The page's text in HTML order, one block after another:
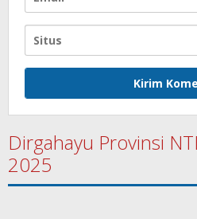
Dirgahayu Provinsi
2025